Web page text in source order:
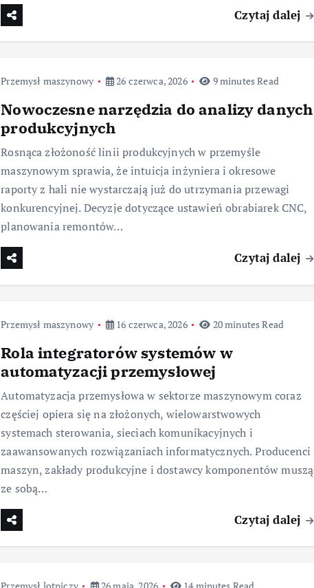
Czytaj dalej
Przemysł maszynowy 26 czerwca, 2026 9 minutes Read
Nowoczesne narzędzia do analizy danych
produkcyjnych
Rosnąca złożoność linii produkcyjnych w przemyśle
maszynowym sprawia, że intuicja inżyniera i okresowe
raporty z hali nie wystarczają już do utrzymania przewagi
konkurencyjnej. Decyzje dotyczące ustawień obrabiarek CNC,
planowania remontów…
Czytaj dalej
Przemysł maszynowy 16 czerwca, 2026 20 minutes Read
Rola integratorów systemów w
automatyzacji przemysłowej
Automatyzacja przemysłowa w sektorze maszynowym coraz
częściej opiera się na złożonych, wielowarstwowych
systemach sterowania, sieciach komunikacyjnych i
zaawansowanych rozwiązaniach informatycznych. Producenci
maszyn, zakłady produkcyjne i dostawcy komponentów muszą
ze sobą…
Czytaj dalej